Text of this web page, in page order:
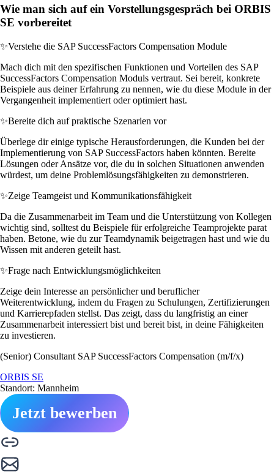
Wie man sich auf ein Vorstellungsgespräch bei ORBIS
SE vorbereitet
✨Verstehe die SAP SuccessFactors Compensation Module
Mach dich mit den spezifischen Funktionen und Vorteilen des SAP
SuccessFactors Compensation Moduls vertraut. Sei bereit, konkrete
Beispiele aus deiner Erfahrung zu nennen, wie du diese Module in der
Vergangenheit implementiert oder optimiert hast.
✨Bereite dich auf praktische Szenarien vor
Überlege dir einige typische Herausforderungen, die Kunden bei der
Implementierung von SAP SuccessFactors haben könnten. Bereite
Lösungen oder Ansätze vor, die du in solchen Situationen anwenden
würdest, um deine Problemlösungsfähigkeiten zu demonstrieren.
✨Zeige Teamgeist und Kommunikationsfähigkeit
Da die Zusammenarbeit im Team und die Unterstützung von Kollegen
wichtig sind, solltest du Beispiele für erfolgreiche Teamprojekte parat
haben. Betone, wie du zur Teamdynamik beigetragen hast und wie du
Wissen mit anderen geteilt hast.
✨Frage nach Entwicklungsmöglichkeiten
Zeige dein Interesse an persönlicher und beruflicher
Weiterentwicklung, indem du Fragen zu Schulungen, Zertifizierungen
und Karrierepfaden stellst. Das zeigt, dass du langfristig an einer
Zusammenarbeit interessiert bist und bereit bist, in deine Fähigkeiten
zu investieren.
(Senior) Consultant SAP SuccessFactors Compensation (m/f/x)
ORBIS SE
Standort: Mannheim
Jetzt bewerben